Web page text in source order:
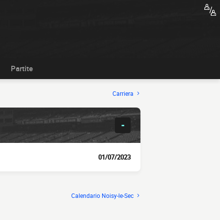
Partite
Carriera
-
01/07/2023
Calendario Noisy-le-Sec